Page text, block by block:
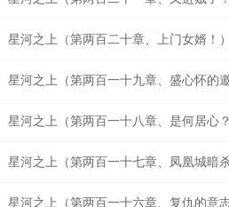
星河之上（第两百二十章、上门女婿！）
星河之上（第两百一十九章、盛心怀的邀
星河之上（第两百一十八章、是何居心？
星河之上（第两百一十七章、凤凰城暗
星河之上（第两百一十六章、复仇的意志